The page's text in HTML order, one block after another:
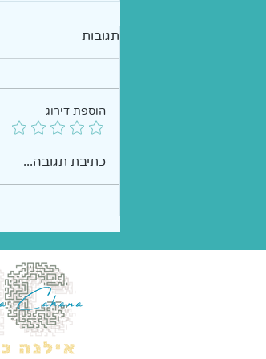
תגובות
הוספת דירוג
כתיבת תגובה...